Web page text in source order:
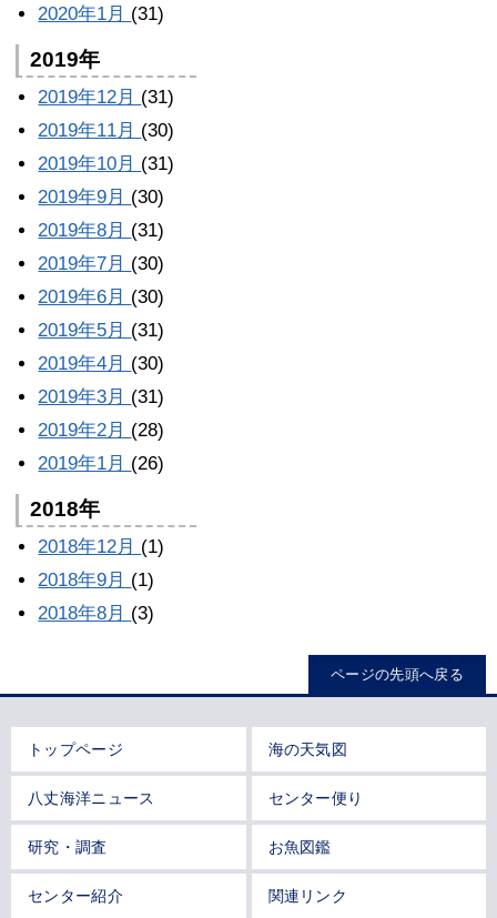
2020年1月 (31)
2019年
2019年12月 (31)
2019年11月 (30)
2019年10月 (31)
2019年9月 (30)
2019年8月 (31)
2019年7月 (30)
2019年6月 (30)
2019年5月 (31)
2019年4月 (30)
2019年3月 (31)
2019年2月 (28)
2019年1月 (26)
2018年
2018年12月 (1)
2018年9月 (1)
2018年8月 (3)
ページの先頭へ戻る
トップページ 海の天気図
八丈海洋ニュース センター便り
研究・調査 お魚図鑑
センター紹介 関連リンク